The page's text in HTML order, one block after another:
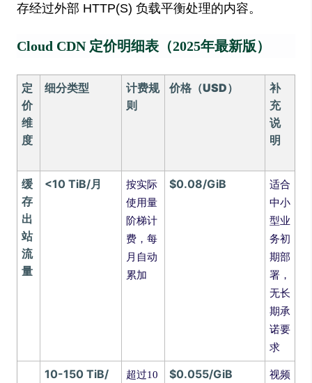
存经过外部 HTTP(S) 负载平衡处理的内容。
Cloud CDN 定价明细表（2025年最新版）
定
价
维
度
细分类型
计费规
则
价格（USD）
补
充
说
明
缓
存
出
站
流
量
<10 TiB/月
按实际
使用量
阶梯计
费，每
月自动
累加
$0.08/GiB
适合
中小
型业
务初
期部
署，
无长
期承
诺要
求
10-150 TiB/
超过10
$0.055/GiB
视频